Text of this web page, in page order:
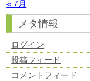
« 7月
メタ情報
ログイン
投稿フィード
コメントフィード